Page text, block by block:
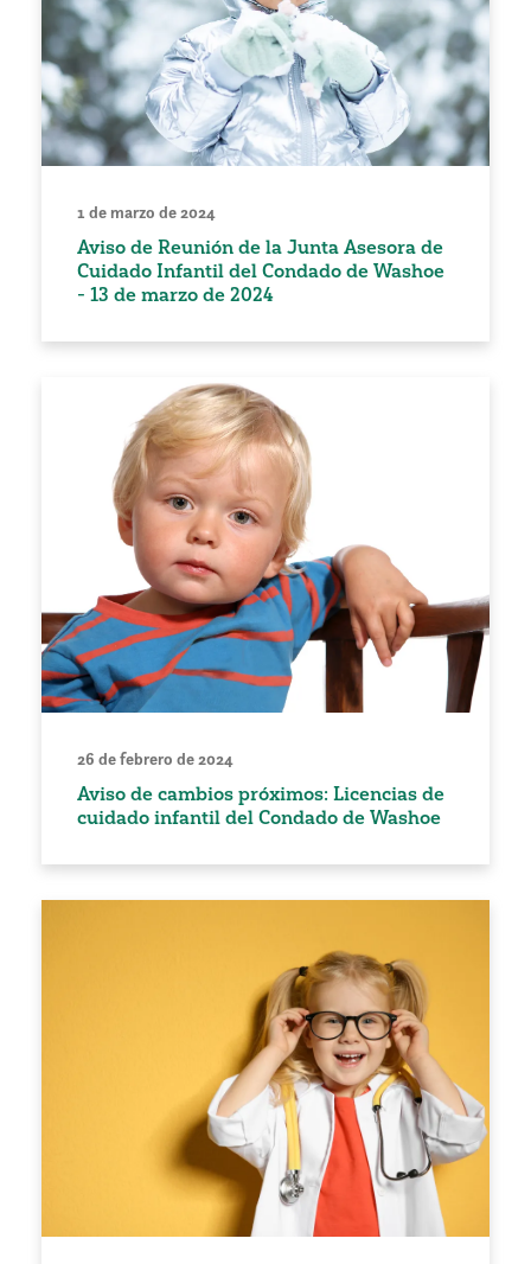
1 de marzo de 2024
Aviso de Reunión de la Junta Asesora de
Cuidado Infantil del Condado de Washoe
- 13 de marzo de 2024
26 de febrero de 2024
Aviso de cambios próximos: Licencias de
cuidado infantil del Condado de Washoe